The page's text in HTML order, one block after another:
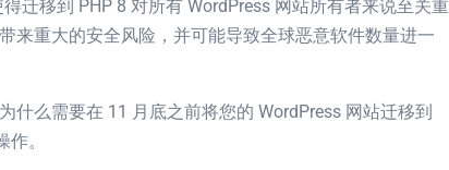
迁移到 PHP 8 对所有 WordPress 网站所有者来说至关重
来重大的安全风险，并可能导致全球恶意软件数量进一
什么需要在 11 月底之前将您的 WordPress 网站迁移到
。